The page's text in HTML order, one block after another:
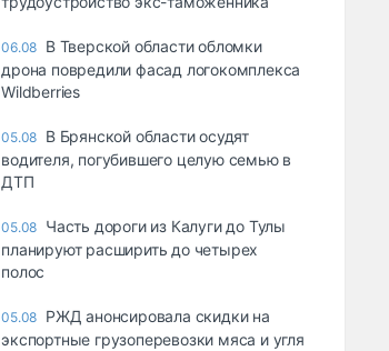
06.08 В Тверской области обломки
дрона повредили фасад логокомплекса
Wildberries
05.08 В Брянской области осудят
водителя, погубившего целую семью в
ДТП
05.08 Часть дороги из Калуги до Тулы
планируют расширить до четырех
полос
05.08 РЖД анонсировала скидки на
экспортные грузоперевозки мяса и угля